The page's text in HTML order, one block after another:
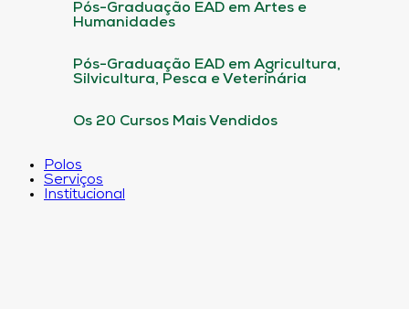
Pós-Graduação EAD em Artes e
Humanidades
Pós-Graduação EAD em Agricultura,
Silvicultura, Pesca e Veterinária
Os 20 Cursos Mais Vendidos
Polos
Serviços
Institucional